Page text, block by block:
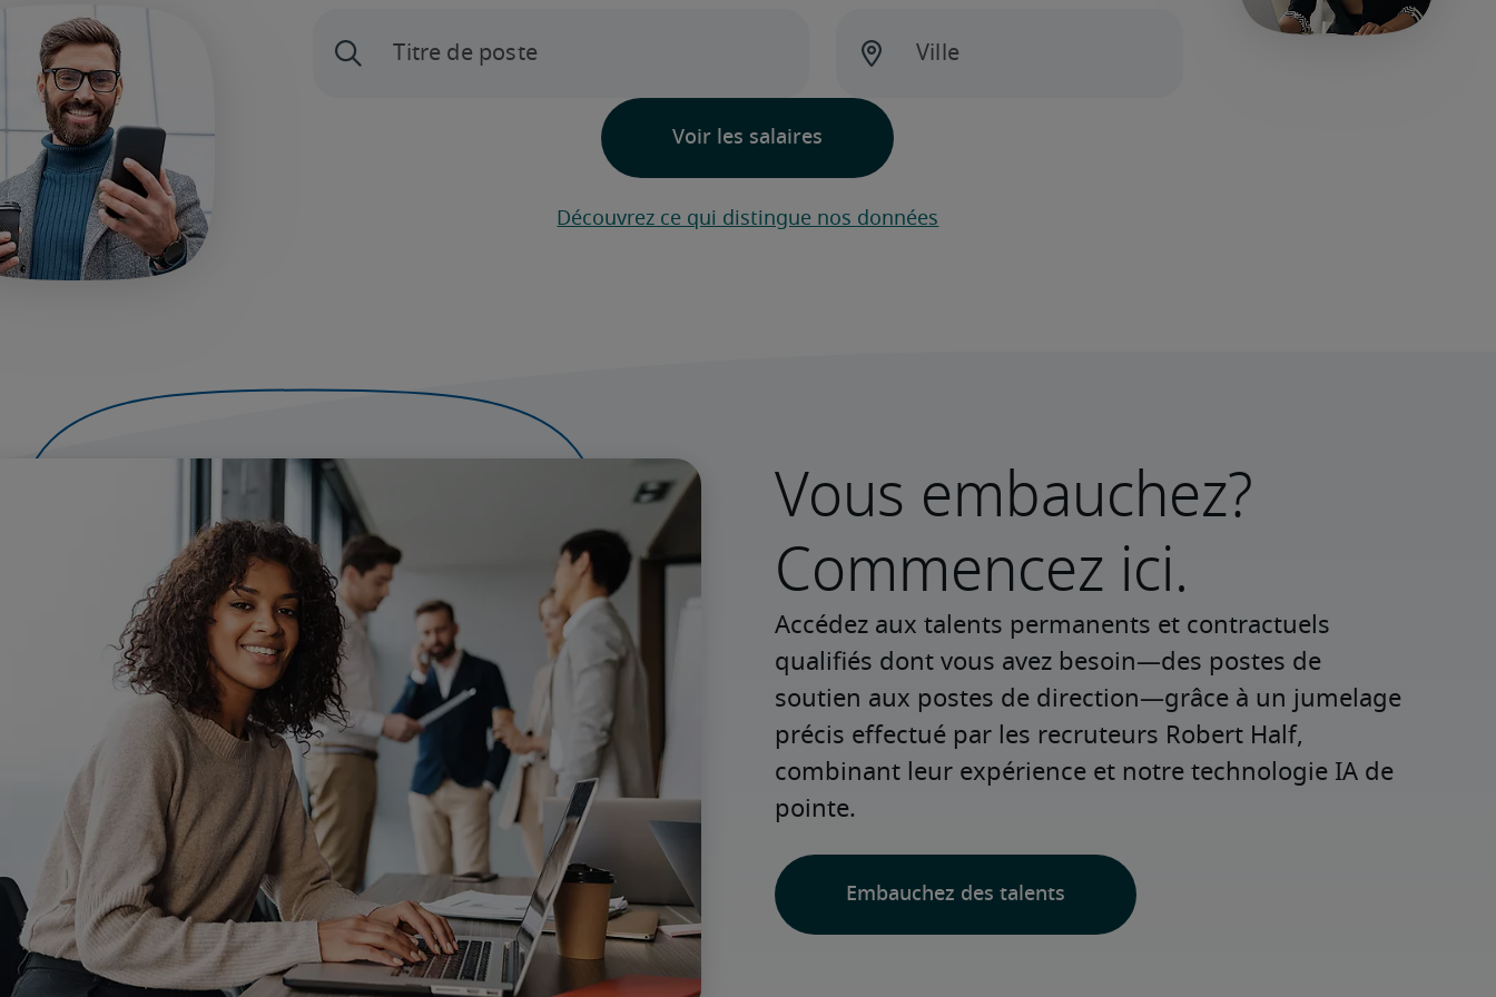
Découvrez ce qui distingue nos données
Vous embauchez?
Commencez ici.
Accédez aux talents permanents et contractuels
qualifiés dont vous avez besoin—des postes de
soutien aux postes de direction—grâce à un jumelage
précis effectué par les recruteurs Robert Half,
combinant leur expérience et notre technologie IA de
pointe.
Embauchez des talents